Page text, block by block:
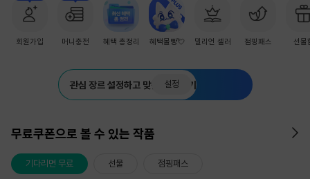
회원가입 머니충전 혜택 총정리 혜택몰빵💘 밀리언 셀러 점핑패스 선물
관심 장르 설정하고 맞춤 추천 받기
설정
무료쿠폰으로 볼 수 있는 작품
기다리면 무료 선물 점핑패스